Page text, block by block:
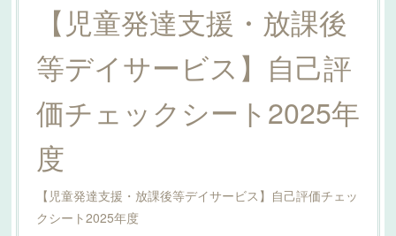
【児童発達支援・放課後
等デイサービス】自己評
価チェックシート2025年
度
【児童発達支援・放課後等デイサービス】自己評価チェッ
クシート2025年度